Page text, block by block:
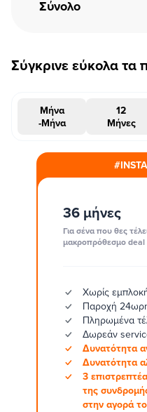
Σύνολο
Σύγκρινε εύκολα τα
Μήνα
-Μήνα
12
Μήνες
36 μήνες
Για σένα που θες
μακροπρόθεσμο deal
Χωρίς
Παροχή
Πληρωμένα
Δωρεάν
Δυνατότητα
Δυνατότητα
3
της
στην αγορά